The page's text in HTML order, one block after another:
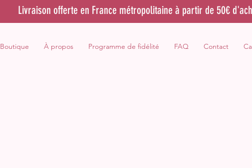
Livraison offerte en France métropolitaine à partir de 50€
Boutique À propos Programme de fidélité FAQ Contact